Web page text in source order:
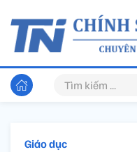
Giáo dục